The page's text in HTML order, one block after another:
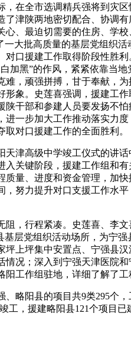
，在全市选调精兵强将到灾
了津陕两地密切配合、协调
心、最迫切需要的住房、学
一大批高质量的基层党组织
对口援建工作取得阶段性胜
加黑”的作风，紧紧依靠当
难，顽强拼搏，甘于奉献，
形象。史莲喜强调，援建工
陕干部和参建人员要发扬不
进一步加大工作推动落实力
对口援建工作的全面胜利。
津高级中学竣工仪式的讲话
入关键阶段，援建工作组和
质量、进度和资金管理，加
，努力提升对口支援工作水
，行程紧凑。史莲喜、李文
基层党组织活动场所，为宁
坪上坪集中安置点、宁强县
情况；深入到宁强天津医院
阳工作组驻地，详细了解了
略阳县的项目共9类295个，
工，援建略阳县121个项目已